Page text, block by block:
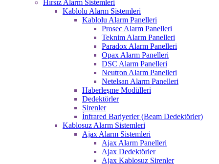
Hırsız Alarm Sistemleri
Kablolu Alarm Sistemleri
Kablolu Alarm Panelleri
Prosec Alarm Panelleri
Teknim Alarm Panelleri
Paradox Alarm Panelleri
Opax Alarm Panelleri
DSC Alarm Panelleri
Neutron Alarm Panelleri
Netelsan Alarm Panelleri
Haberleşme Modülleri
Dedektörler
Sirenler
İnfrared Bariyerler (Beam Dedektörler)
Kablosuz Alarm Sistemleri
Ajax Alarm Sistemleri
Ajax Alarm Panelleri
Ajax Dedektörler
Ajax Kablosuz Sirenler